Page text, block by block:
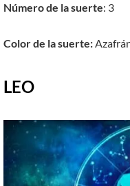
Número de la suerte: 3
Color de la suerte:
LEO